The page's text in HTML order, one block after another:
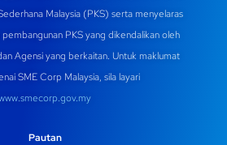
Malaysia (PKS) serta menyelaras
PKS yang dikendalikan oleh
Agensi yang berkaitan. Untuk maklumat
SME Corp Malaysia, sila layari
Pautan